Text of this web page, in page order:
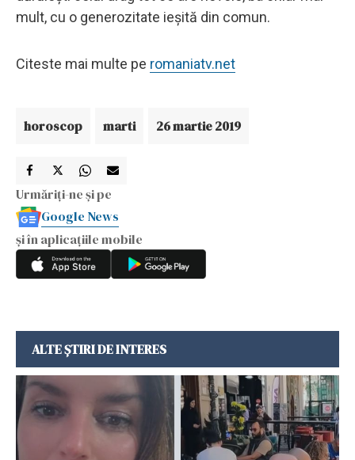
mult, cu o generozitate ieşită din comun.
Citeste mai multe pe romaniatv.net
horoscop marti 26 martie 2019
Urmăriți-ne și pe
Google News
și în aplicațiile mobile
ALTE ȘTIRI DE INTERES